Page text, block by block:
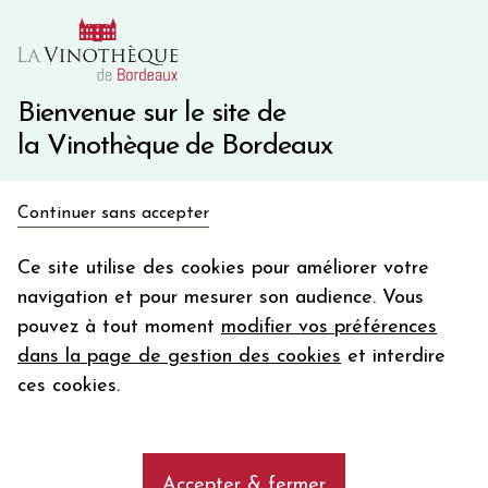
Bienvenue sur le site de
la Vinothèque de Bordeaux
Continuer sans accepter
Ce site utilise des cookies pour améliorer votre
navigation et pour mesurer son audience. Vous
pouvez à tout moment modifier vos préférences
dans la page de gestion des cookies et interdire
ces cookies.
10€ de remise immédiate sur votre première commande
Une question ?
Découvrez notre sélection de vins
rouges de l'appellation Moulis-en-
en bon d'achat
Votre
email
En m’abonnant, j’accepte de recevoir la newsletter de la